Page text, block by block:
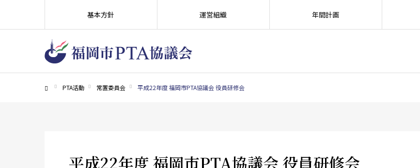
基本方針 運営組織 年間計画
PTA活動 常置委員会 平成22年度 福岡市PTA協議会 役員研修会
平成22年度 福岡市PTA協議会 役員研修会